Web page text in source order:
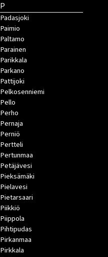
P
Padasjoki
Paimio
Paltamo
Parainen
Parikkala
Parkano
Pattijoki
Pelkosenniemi
Pello
Perho
Pernaja
Perniö
Pertteli
Pertunmaa
Petäjävesi
Pieksämäki
Pielavesi
Pietarsaari
Piikkiö
Piippola
Pihtipudas
Pirkanmaa
Pirkkala